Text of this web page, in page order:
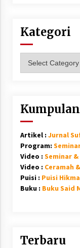
Kategori
Kumpulan
Artikel : Jurnal
Program:
Video : Seminar
Video : Ceramah
Puisi : Puisi
Buku : Buku Said
Terbaru